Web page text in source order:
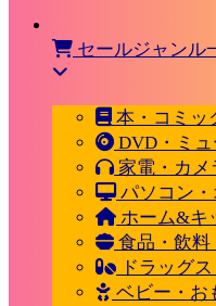
セールジャンル
本・コミッ
DVD・ミ
家電・カメ
パソコン・
ホーム&キ
食品・飲料
ドラッグ
ベビー・お